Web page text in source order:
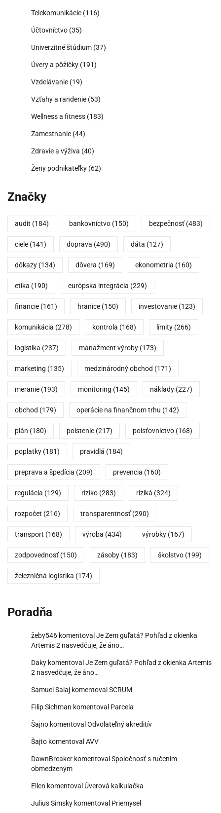
Telekomunikácie (116)
Účtovníctvo (35)
Univerzitné štúdium (37)
Úvery a pôžičky (191)
Vzdelávanie (19)
Vzťahy a randenie (53)
Wellness a fitness (183)
Zamestnanie (44)
Zdravie a výživa (40)
Ženy podnikateľky (62)
Značky
audit (184) bankovníctvo (150) bezpečnosť (483)
ciele (141) doprava (490) dáta (127)
dôkazy (134) dôvera (169) ekonometria (160)
etika (190) európska integrácia (229)
financie (161) hranice (150) investovanie (123)
komunikácia (278) kontrola (168) limity (266)
logistika (237) manažment výroby (173)
marketing (135) medzinárodný obchod (171)
meranie (193) monitoring (145) náklady (227)
obchod (179) operácie na finančnom trhu (142)
plán (180) poistenie (217) poisťovníctvo (168)
poplatky (181) pravidlá (184)
preprava a špedícia (209) prevencia (160)
regulácia (129) riziko (283) riziká (324)
rozpočet (216) transparentnosť (290)
transport (168) výroba (434) výrobky (167)
zodpovednosť (150) zásoby (183) školstvo (199)
železničná logistika (174)
Poradňa
žeby546 komentoval Je Zem guľatá? Pohľad z okienka
Artemis 2 nasvedčuje, že áno…
Daky komentoval Je Zem guľatá? Pohľad z okienka Artemis
2 nasvedčuje, že áno…
Samuel Salaj komentoval SCRUM
Filip Sichman komentoval Parcela
Šajno komentoval Odvolateľný akreditív
Šajto komentoval AVV
DawnBreaker komentoval Spoločnosť s ručením
obmedzeným
Ellen komentoval Úverová kalkulačka
Julius Simsky komentoval Priemysel